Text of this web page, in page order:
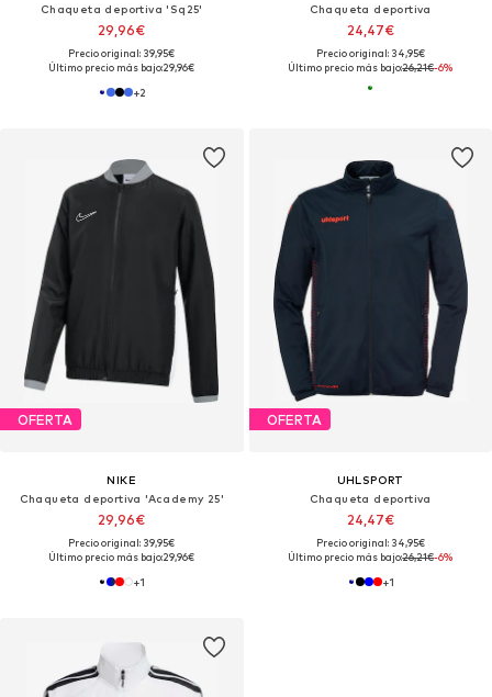
Chaqueta deportiva 'Sq25'
29,96€
Precio original: 39,95€
Último precio más bajo:29,96€
+2
Chaqueta deportiva
24,47€
Precio original: 34,95€
Último precio más bajo:26,21€-6%
OFERTA
NIKE
Chaqueta deportiva 'Academy 25'
29,96€
Precio original: 39,95€
Último precio más bajo:29,96€
+1
OFERTA
UHLSPORT
Chaqueta deportiva
24,47€
Precio original: 34,95€
Último precio más bajo:26,21€-6%
+1